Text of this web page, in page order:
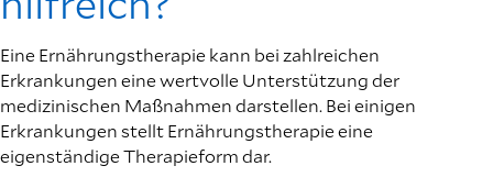
Eine Ernährungstherapie kann bei zahlreichen
Erkrankungen eine wertvolle Unterstützung der
medizinischen Maßnahmen darstellen. Bei einigen
Erkrankungen stellt Ernährungstherapie eine
eigenständige Therapieform dar.